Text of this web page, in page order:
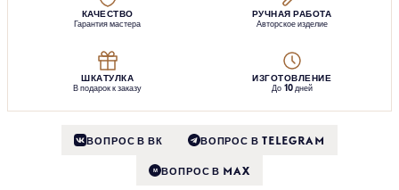
КАЧЕСТВО
Гарантия мастера
РУЧНАЯ РАБОТА
Авторское изделие
ШКАТУЛКА
В подарок к заказу
ИЗГОТОВЛЕНИЕ
До 10 дней
ВОПРОС В ВК ВОПРОС В TELEGRAM
M ВОПРОС В MAX